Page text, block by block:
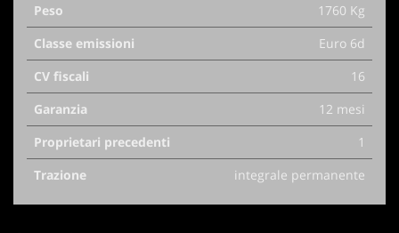
Peso
1760 Kg
Classe emissioni
Euro 6d
CV fiscali
16
Garanzia
12 mesi
Proprietari precedenti
1
Trazione
integrale permanente